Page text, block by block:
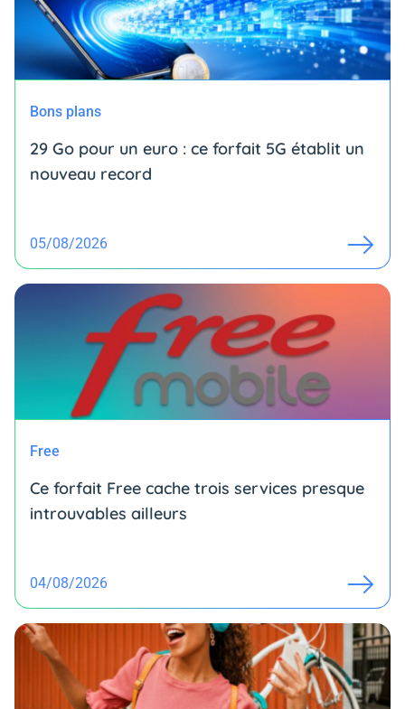
Bons plans
29 Go pour un euro : ce forfait 5G établit un
nouveau record
05/08/2026
Free
Ce forfait Free cache trois services presque
introuvables ailleurs
04/08/2026